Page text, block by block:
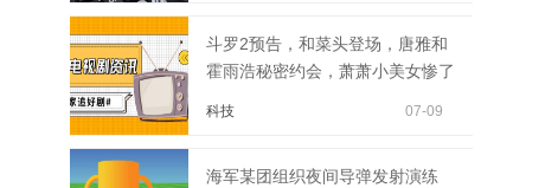
斗罗2预告，和菜头登场，唐雅和
霍雨浩秘密约会，萧萧小美女惨了
科技 07-09
海军某团组织夜间导弹发射演练